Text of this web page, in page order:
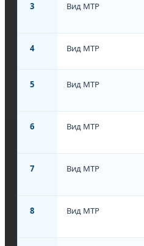
3 Вид МТР
4 Вид МТР
5 Вид МТР
6 Вид МТР
7 Вид МТР
8 Вид МТР